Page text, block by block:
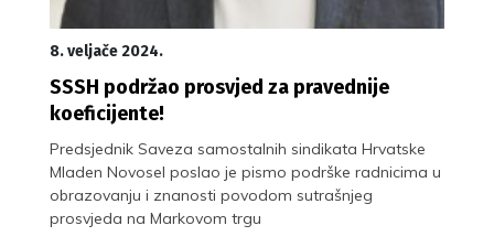
8. veljače 2024.
SSSH podržao prosvjed za pravednije
koeficijente!
Predsjednik Saveza samostalnih sindikata Hrvatske
Mladen Novosel poslao je pismo podrške radnicima u
obrazovanju i znanosti povodom sutrašnjeg
prosvjeda na Markovom trgu